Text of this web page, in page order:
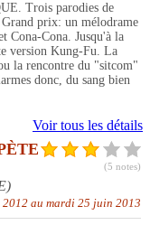
Trois parodies de
prix: un mélodrame
Cona-Cona. Jusqu'à la
version Kung-Fu. La
la rencontre du "sitcom"
donc, du sang bien
Voir tous les détails
(5 notes)
2012 au mardi 25 juin 2013